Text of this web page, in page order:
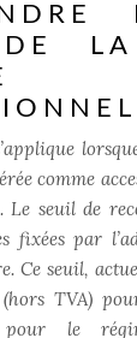
LA
comme
seuil de
fixées par
Ce seuil,
(hors TVA)
pour le